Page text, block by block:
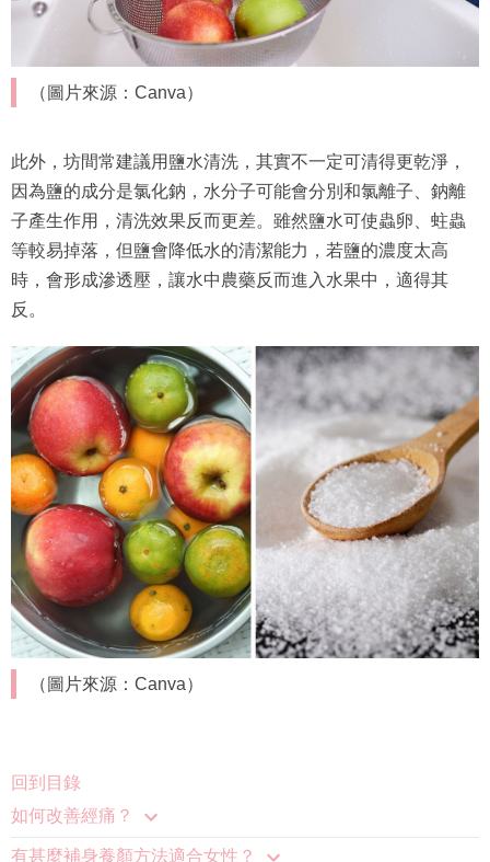
（圖片來源：Canva）
此外，坊間常建議用鹽水清洗，其實不一定可清得更乾淨，
因為鹽的成分是氯化鈉，水分子可能會分別和氯離子、鈉離
子產生作用，清洗效果反而更差。雖然鹽水可使蟲卵、蛀蟲
等較易掉落，但鹽會降低水的清潔能力，若鹽的濃度太高
時，會形成滲透壓，讓水中農藥反而進入水果中，適得其
反。
（圖片來源：Canva）
回到目錄
如何改善經痛？
有甚麼補身養顏方法適合女性？